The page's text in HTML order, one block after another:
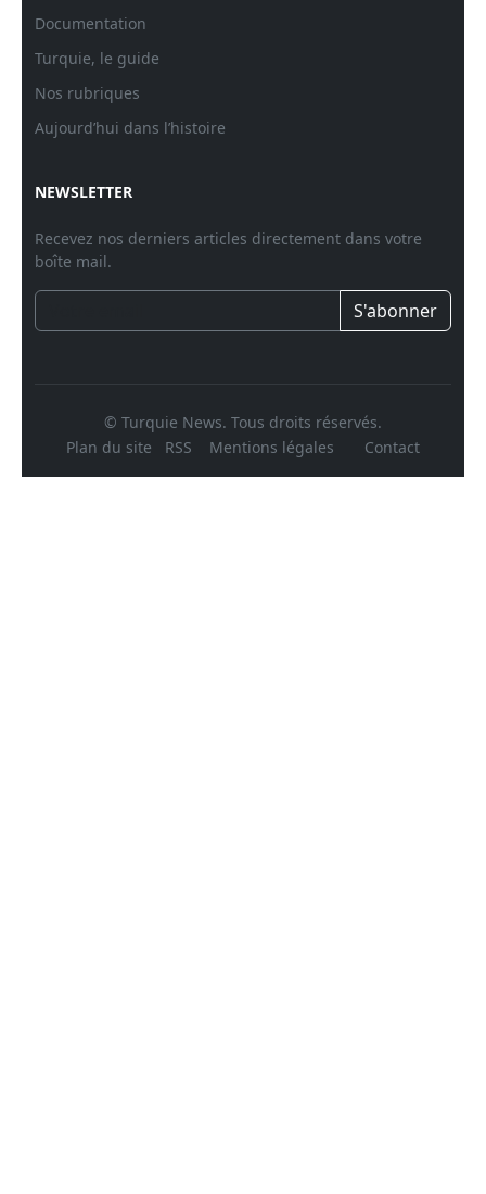
Documentation
Turquie, le guide
Nos rubriques
Aujourd’hui dans l’histoire
NEWSLETTER
Recevez nos derniers articles directement dans votre
boîte mail.
S'abonner
© Turquie News. Tous droits réservés.
Plan du site
RSS Mentions légales Contact